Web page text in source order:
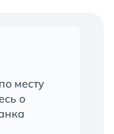
месту
о